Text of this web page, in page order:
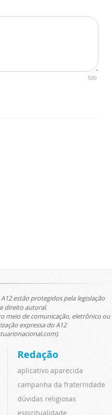
500
estão protegidos pela legislação
direito autoral.
meio de comunicação, eletrônico ou
expressa do A12
Redação
aplicativo aparecida
campanha da fraternidade
dúvidas religiosas
espiritualidade